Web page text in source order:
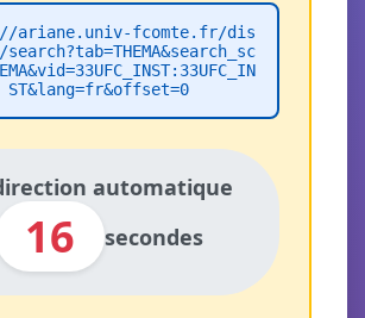
ariane.univ-fcomte.fr/dis
ST&lang=fr&offset=0
automatique
16 secondes